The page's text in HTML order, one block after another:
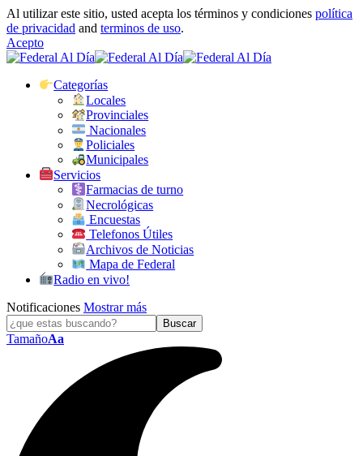
Al utilizar este sitio, usted acepta los términos y condiciones política
de privacidad and terminos de uso.
Acepto
Categorías
Locales
Provinciales
Nacionales
Policiales
Municipales
Servicios
Farmacias de turno
Necrológicas
Encuestas
Telefonos Útiles
Archivos de Noticias
Mapa de Federal
Radio en vivo!
Notificaciones Mostrar más
TamañoAa